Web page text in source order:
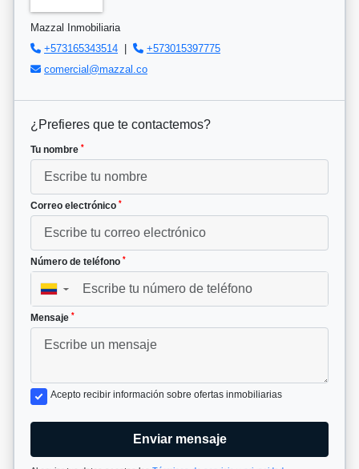
Mazzal Inmobiliaria
+573165343514
+573015397775
comercial@mazzal.co
¿Prefieres que te contactemos?
Tu nombre *
Correo electrónico *
Número de teléfono *
▼
Mensaje *
Acepto recibir información sobre ofertas inmobiliarias
Enviar mensaje